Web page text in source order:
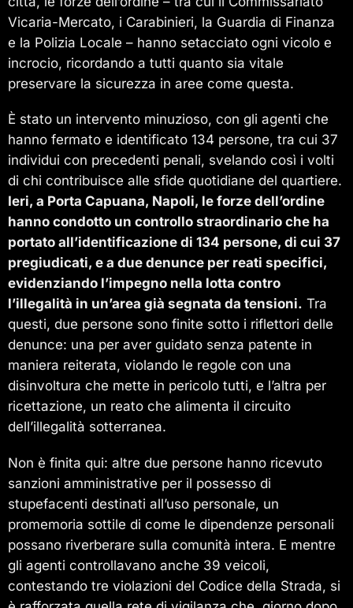
Vicaria-Mercato, i Carabinieri, la Guardia di Finanza
e la Polizia Locale – hanno setacciato ogni vicolo e
incrocio, ricordando a tutti quanto sia vitale
preservare la sicurezza in aree come questa.
È stato un intervento minuzioso, con gli agenti che
hanno fermato e identificato 134 persone, tra cui 37
individui con precedenti penali, svelando così i volti
di chi contribuisce alle sfide quotidiane del quartiere.
Ieri, a Porta Capuana, Napoli, le forze dell’ordine
hanno condotto un controllo straordinario che ha
portato all’identificazione di 134 persone, di cui 37
pregiudicati, e a due denunce per reati specifici,
evidenziando l’impegno nella lotta contro
l’illegalità in un’area già segnata da tensioni. Tra
questi, due persone sono finite sotto i riflettori delle
denunce: una per aver guidato senza patente in
maniera reiterata, violando le regole con una
disinvoltura che mette in pericolo tutti, e l’altra per
ricettazione, un reato che alimenta il circuito
dell’illegalità sotterranea.
Non è finita qui: altre due persone hanno ricevuto
sanzioni amministrative per il possesso di
stupefacenti destinati all’uso personale, un
promemoria sottile di come le dipendenze personali
possano riverberare sulla comunità intera. E mentre
gli agenti controllavano anche 39 veicoli,
contestando tre violazioni del Codice della Strada, si